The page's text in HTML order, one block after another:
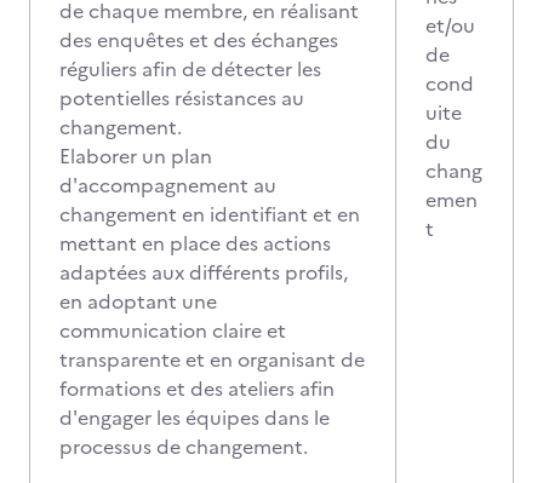
de chaque membre, en réalisant
des enquêtes et des échanges
réguliers afin de détecter les
potentielles résistances au
changement.
Elaborer un plan
d'accompagnement au
changement en identifiant et en
mettant en place des actions
adaptées aux différents profils,
en adoptant une
communication claire et
transparente et en organisant de
formations et des ateliers afin
d'engager les équipes dans le
processus de changement.
et/ou
de
cond
uite
du
chang
emen
t